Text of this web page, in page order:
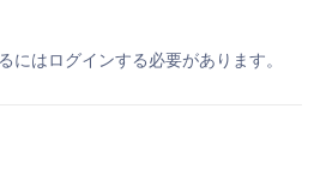
にはログインする必要があります。